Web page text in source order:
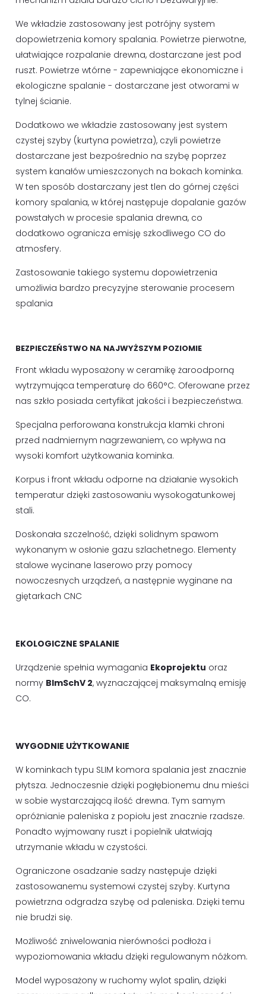
We wkładzie zastosowany jest potrójny system
dopowietrzenia komory spalania. Powietrze pierwotne,
ułatwiające rozpalanie drewna, dostarczane jest pod
ruszt. Powietrze wtórne - zapewniające ekonomiczne i
ekologiczne spalanie - dostarczane jest otworami w
tylnej ścianie.
Dodatkowo we wkładzie zastosowany jest system
czystej szyby (kurtyna powietrza), czyli powietrze
dostarczane jest bezpośrednio na szybę poprzez
system kanałów umieszczonych na bokach kominka.
W ten sposób dostarczany jest tlen do górnej części
komory spalania, w której następuje dopalanie gazów
powstałych w procesie spalania drewna, co
dodatkowo ogranicza emisję szkodliwego CO do
atmosfery.
Zastosowanie takiego systemu dopowietrzenia
umożliwia bardzo precyzyjne sterowanie procesem
spalania
BEZPIECZEŃSTWO NA NAJWYŻSZYM POZIOMIE
Front wkładu wyposażony w ceramikę żaroodporną
wytrzymująca temperaturę do 660°C. Oferowane przez
nas szkło posiada certyfikat jakości i bezpieczeństwa.
Specjalna perforowana konstrukcja klamki chroni
przed nadmiernym nagrzewaniem, co wpływa na
wysoki komfort użytkowania kominka.
Korpus i front wkładu odporne na działanie wysokich
temperatur dzięki zastosowaniu wysokogatunkowej
stali.
Doskonała szczelność, dzięki solidnym spawom
wykonanym w osłonie gazu szlachetnego. Elementy
stalowe wycinane laserowo przy pomocy
nowoczesnych urządzeń, a następnie wyginane na
giętarkach CNC
EKOLOGICZNE SPALANIE
Urządzenie spełnia wymagania Ekoprojektu oraz
normy BImSchV 2, wyznaczającej maksymalną emisję
CO.
WYGODNIE UŻYTKOWANIE
W kominkach typu SLIM komora spalania jest znacznie
płytsza. Jednoczesnie dzięki pogłębionemu dnu mieści
w sobie wystarczającą ilość drewna. Tym samym
opróżnianie paleniska z popiołu jest znacznie rzadsze.
Ponadto wyjmowany ruszt i popielnik ułatwiają
utrzymanie wkładu w czystości.
Ograniczone osadzanie sadzy następuje dzięki
zastosowanemu systemowi czystej szyby. Kurtyna
powietrzna odgradza szybę od paleniska. Dzięki temu
nie brudzi się.
Możliwość zniwelowania nierówności podłoża i
wypoziomowania wkładu dzięki regulowanym nóżkom.
Model wyposażony w ruchomy wylot spalin, dzięki